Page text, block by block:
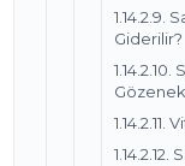
1.14.2.9.
Giderilir?